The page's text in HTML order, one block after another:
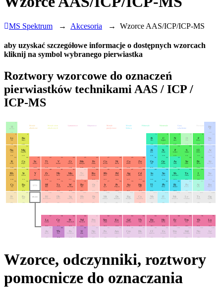
MS Spektrum → Akcesoria → Wzorce AAS/ICP/ICP-MS
aby uzyskać szczegółowe informacje o dostępnych wzorcach
kliknij na symbol wybranego pierwiastka
Roztwory wzorcowe do oznaczeń
pierwiastków technikami AAS / ICP /
ICP-MS
H
1.008
He
4.0026
Li
Lit
4
Be
Beryl
5
B
Bor
6
C
Węgiel
7
N
Azot
O F
Fluor
Ne
Na
Sód
22.99
12
Mg
Magnez
24.305
Al
Glin
26.982
14
Si
Krzem
28.085
15
P
Fosfor
30.974
16
S
Siarka
32.06
17
Cl
Chlor
35.45
Ar
Argon
39.948
K
Potas
20
Ca
Wapń
21
Sc
Skand
22
Ti
Tytan
23
V
Wanad
24
Cr
Chrom
25
Mn
Mangan
26
Fe
Żelazo
27
Co
Kobalt
28
Ni
Nikiel
29
Cu
Miedź
Zn
Cynk
Ga
Gal
32
Ge
German
As
Arsen
34
Se
Selen
35
Br
Brom
Kr
37
Rb
Rubid
85.468
Sr
Stront
87.62
Y
88.906
40
Zr
Cyrkon
91.224
41
Nb
Niob
92.906
42
Mo
Molibden
95.95
Tc
44
Ru
Ruten
101.07
45
Rh
Rod
102.91
46
Pd
Pallad
106.42
47
Ag
Srebro
107.87
48
Cd
Kadm
112.41
49
In
Ind
114.82
50
Sn
Cyna
204.38
51
Sb
Antymon
121.76
52
Te
Tellur
127.6
53
I
Jod
126.9
Xe
Ksenon
55
Cs
Cez
56
Ba
Bar
57
La
Lantan
138.91
58
Ce
Cer
140.12
59
Pr
Prazeodym
140.91
60
Nd
Neodym
144.24
Pm
Promet
62
Sm
Samar
150.36
63
Eu
Europ
151.96
64
Gd
Gadolin
157.25
65
Tb
Terb
158.93
66
Dy
Dysproz
162.5
67
Ho
Holm
164.93
68
Er
Erb
167.26
69
Tm
Tul
168.93
70
Yb
Iterb
173.05
71
Lu
Lutet
174.97
72
Hf
Hafn
73
Ta
Tantal
74
W
Wolfram
75
Re
Ren
76
Os
Osm
77
Ir
Iryd
78
Pt
Platyna
79
Au
Złoto
80
Hg
Rtęć
81
Tl
Tal
82
Pb
Ołów
83
Bi
Bizmut
84
Po
85
At
Astat
86
Rn
Radon
Fr
Frans
Ra
Rad
Ac Th
Tor
Pa
92
U
Uran
Np Pu Am
Ameryk
Cm Bk Cf Es Fm Md No Lr
Rf Db Sg
Seaborg
Bh Hs
Has
Mt Ds
Darmstadt
Rg Cn Nh Fl
Flerow
Mc Lv Ts Og
57-71
89-103
Metale
alkaliczne
Metale ziem
alkalicznych
Lantanowce Aktynowce
Metale
przejściowe
Metale
bloku p
Półmetale Niemetale
Gazy
szlachetne
Wzorce, odczynniki, roztwory
pomocnicze do oznaczania